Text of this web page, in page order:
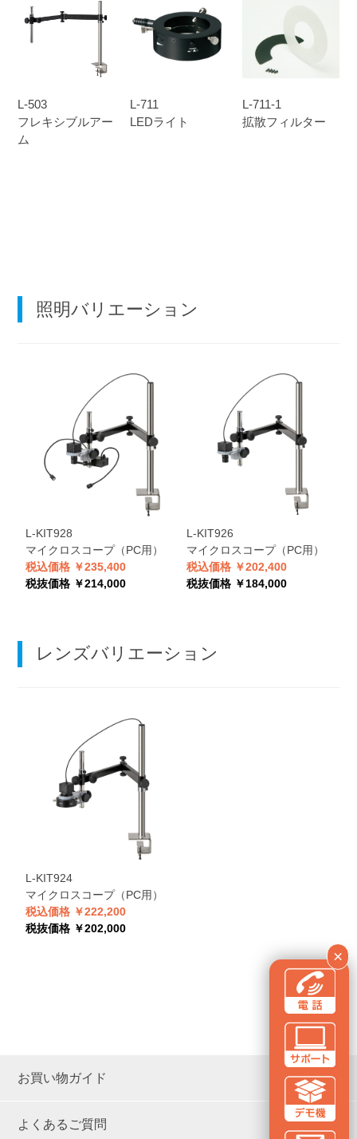
L-503
フレキシブルアー
ム
L-711
LEDライト
L-711-1
拡散フィルター
×
照明バリエーション
L-KIT928
マイクロスコープ（PC用）
税込価格 ￥235,400
税抜価格 ￥214,000
L-KIT926
マイクロスコープ（PC用）
税込価格 ￥202,400
税抜価格 ￥184,000
レンズバリエーション
L-KIT924
マイクロスコープ（PC用）
税込価格 ￥222,200
税抜価格 ￥202,000
お買い物ガイド
よくあるご質問